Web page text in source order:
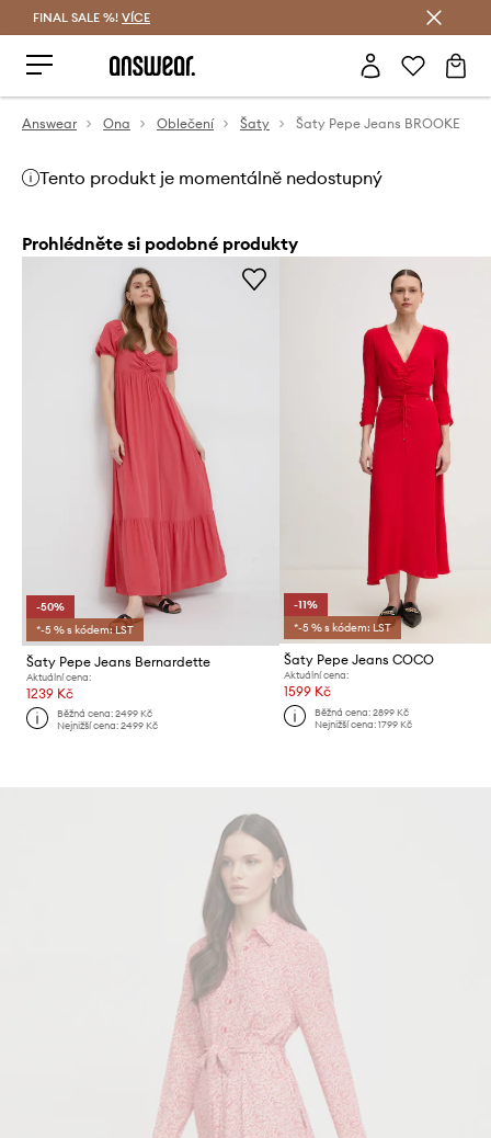
FINAL SALE %! VÍCE
Answear Ona Oblečení Šaty Šaty Pepe Jeans BROOKE
Tento produkt je momentálně nedostupný
Prohlédněte si podobné produkty
-50%
*-5 % s kódem: LST
Šaty Pepe Jeans Bernardette
Aktuální cena:
1239 Kč
Běžná cena:2499 Kč
Nejnižší cena:2499 Kč
-11%
*-5 % s kódem: LST
Šaty Pepe Jeans COCO
Aktuální cena:
1599 Kč
Běžná cena: 2899 Kč
Nejnižší cena: 1799 Kč